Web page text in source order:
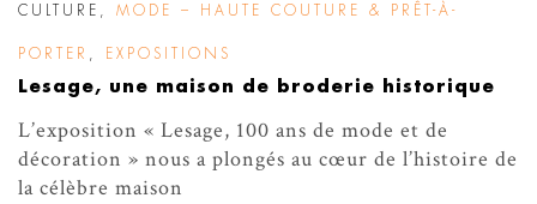
CULTURE , MODE – HAUTE COUTURE & PRÊT-À-
PORTER , EXPOSITIONS
Lesage, une maison de broderie historique
L’exposition « Lesage, 100 ans de mode et de
décoration » nous a plongés au cœur de l’histoire de
la célèbre maison